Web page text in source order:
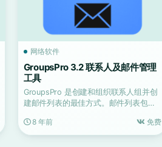
网络软件
GroupsPro 3.2 联系人及邮件管理
工具
GroupsPro 是创建和组织联系人组并创
建邮件列表的最佳方式。邮件列表包含
8 年前
免费